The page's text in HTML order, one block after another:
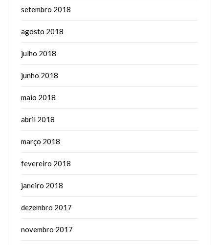
setembro 2018
agosto 2018
julho 2018
junho 2018
maio 2018
abril 2018
março 2018
fevereiro 2018
janeiro 2018
dezembro 2017
novembro 2017